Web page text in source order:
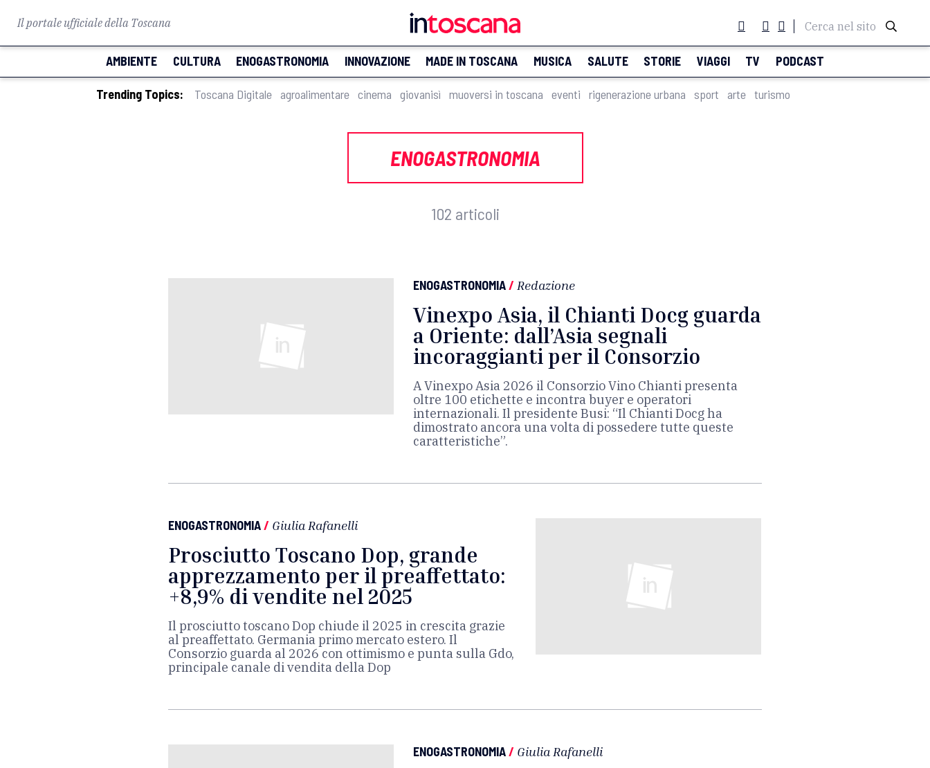
Il portale ufficiale della Toscana Cerca nel sito
AMBIENTE CULTURA ENOGASTRONOMIA INNOVAZIONE MADE IN TOSCANA MUSICA SALUTE STORIE VIAGGI TV PODCAST
Trending Topics: Toscana Digitale agroalimentare cinema giovanisì muoversi in toscana eventi rigenerazione urbana sport arte turismo
ENOGASTRONOMIA
102 articoli
ENOGASTRONOMIA/ Redazione
Vinexpo Asia, il Chianti Docg guarda
a Oriente: dall’Asia segnali
incoraggianti per il Consorzio
A Vinexpo Asia 2026 il Consorzio Vino Chianti presenta
oltre 100 etichette e incontra buyer e operatori
internazionali. Il presidente Busi: “Il Chianti Docg ha
dimostrato ancora una volta di possedere tutte queste
caratteristiche”.
ENOGASTRONOMIA/ Giulia Rafanelli
Prosciutto Toscano Dop, grande
apprezzamento per il preaffettato:
+8,9% di vendite nel 2025
Il prosciutto toscano Dop chiude il 2025 in crescita grazie
al preaffettato. Germania primo mercato estero. Il
Consorzio guarda al 2026 con ottimismo e punta sulla Gdo,
principale canale di vendita della Dop
ENOGASTRONOMIA/ Giulia Rafanelli